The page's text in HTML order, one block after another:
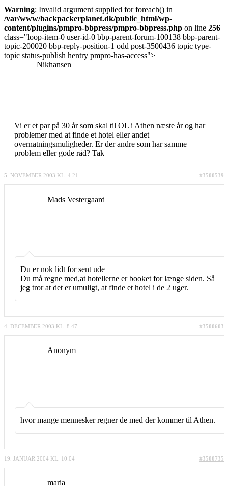
Warning: Invalid argument supplied for foreach() in
/var/www/backpackerplanet.dk/public_html/wp-
content/plugins/pmpro-bbpress/pmpro-bbpress.php on line 256
class="loop-item-0 user-id-0 bbp-parent-forum-100138 bbp-parent-
topic-200020 bbp-reply-position-1 odd post-3500436 topic type-
topic status-publish hentry pmpro-has-access">
Nikhansen
Vi er et par på 30 år som skal til OL i Athen næste år og har
problemer med at finde et hotel eller andet
overnatningsmuligheder. Er der andre som har samme
problem eller gode råd? Tak
5. NOVEMBER 2003 KL. 4:21 #3500539
Mads Vestergaard
Du er nok lidt for sent ude
Du må regne med,at hotellerne er booket for længe siden. Så
jeg tror at det er umuligt, at finde et hotel i de 2 uger.
4. DECEMBER 2003 KL. 8:47 #3500603
Anonym
hvor mange mennesker regner de med der kommer til Athen.
19. JANUAR 2004 KL. 10:04 #3500735
maria